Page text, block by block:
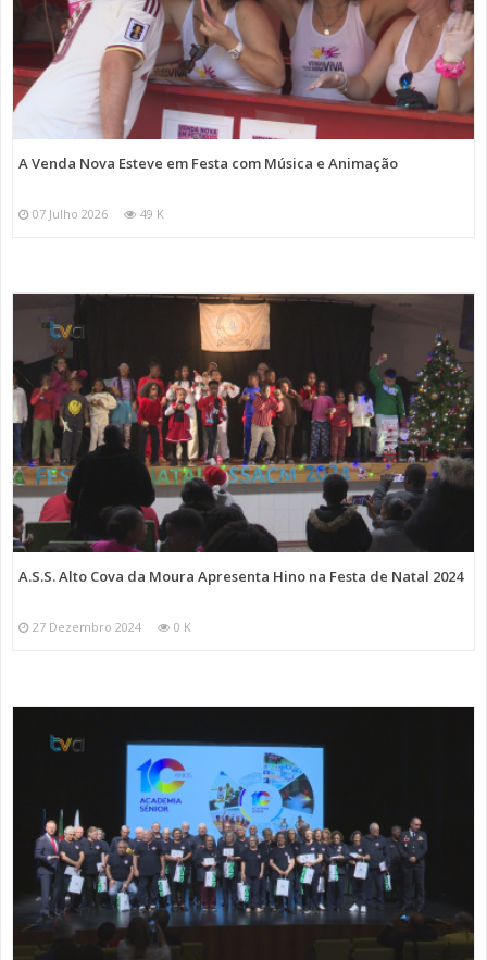
A Venda Nova Esteve em Festa com Música e Animação
07 Julho 2026 49 K
A.S.S. Alto Cova da Moura Apresenta Hino na Festa de Natal 2024
27 Dezembro 2024 0 K